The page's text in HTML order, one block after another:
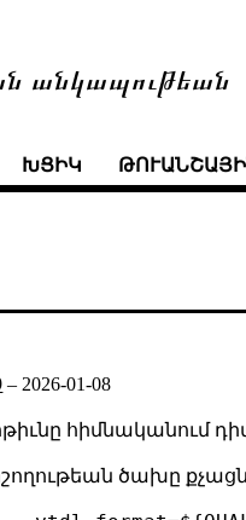
անկապութեան
ԽՑԻԿ
– 2026-01-08
հիմնականում
ծախը